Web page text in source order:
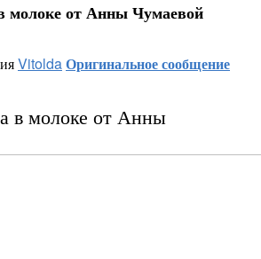
молоке от Анны Чумаевой
VitoldaОригинальное сообщение
в молоке от Анны